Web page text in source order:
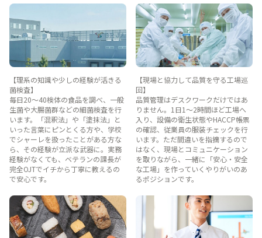
【理系の知識や少しの経験が活きる
菌検査】
毎日20〜40検体の食品を調べ、一般
生菌や大腸菌群などの細菌検査を行
います。「混釈法」や「塗抹法」と
いった言葉にピンとくる方や、学校
でシャーレを扱ったことがある方な
ら、その経験が立派な武器に。実務
経験がなくても、ベテランの課長が
完全OJTでイチから丁寧に教えるの
で安心です。
【現場と協力して品質を守る工場巡
回】
品質管理はデスクワークだけではあ
りません。1日1〜2時間ほど工場へ
入り、設備の衛生状態やHACCP帳票
の確認、従業員の服装チェックを行
います。ただ間違いを指摘するので
はなく、現場とコミュニケーション
を取りながら、一緒に「安心・安全
な工場」を作っていくやりがいのあ
るポジションです。